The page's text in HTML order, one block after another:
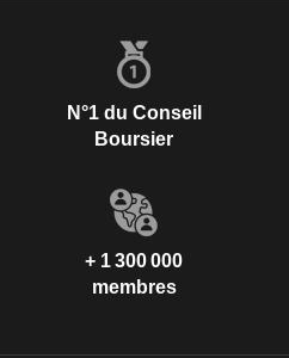
N°1 du Conseil
Boursier
+ 1 300 000
membres